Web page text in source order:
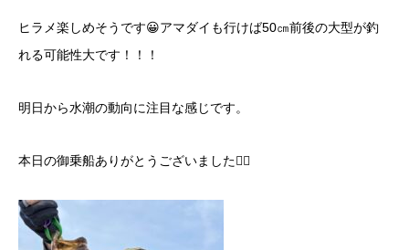
ヒラメ楽しめそうです😀アマダイも行けば50㎝前後の大型が釣
れる可能性大です！！！
明日から水潮の動向に注目な感じです。
本日の御乗船ありがとうございました🙇‍♂️